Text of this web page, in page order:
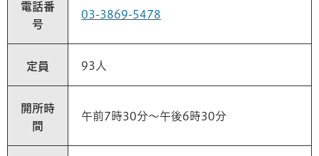
電話番
号
03-3869-5478
定員 93人
開所時
間
午前7時30分～午後6時30分